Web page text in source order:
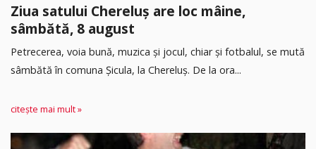
Ziua satului Chereluș are loc mâine,
sâmbătă, 8 august
Petrecerea, voia bună, muzica și jocul, chiar și fotbalul, se mută
sâmbătă în comuna Șicula, la Chereluș. De la ora...
citește mai mult »